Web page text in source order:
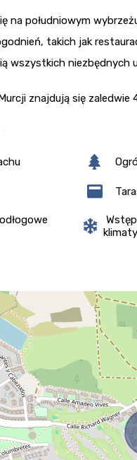
na południowym
takich jak
wszystkich niezbędnych
znajdują się zaledwie